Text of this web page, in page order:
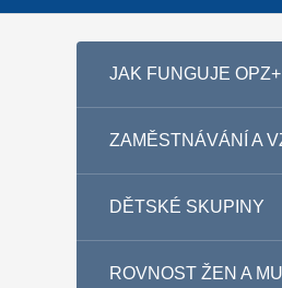
JAK FUNGUJE OPZ+
ZAMĚSTNÁVÁNÍ A
DĚTSKÉ SKUPINY
ROVNOST ŽEN A